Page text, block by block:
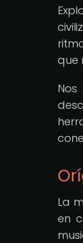
que
La
en